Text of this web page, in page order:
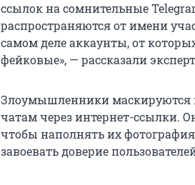
ссылок на сомнительные
распространяются от имени
самом деле аккаунты, от
фейковые», — рассказали
Злоумышленники маскируются
чатам через интернет-ссылки.
чтобы наполнять их
завоевать доверие